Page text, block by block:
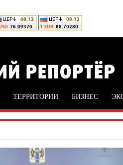
ТЕРРИТОРИИ БИЗНЕС